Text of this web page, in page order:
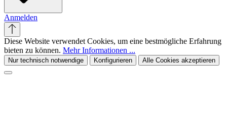
Anmelden
Diese Website verwendet Cookies, um eine bestmögliche Erfahrung
bieten zu können. Mehr Informationen ...
Nur technisch notwendige Konfigurieren Alle Cookies akzeptieren